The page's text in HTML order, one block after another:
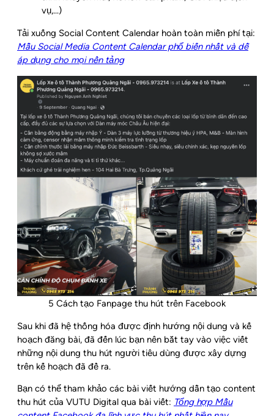
vụ,…)
Tải xuống Social Content Calendar hoàn toàn miễn phí tại:
Mẫu Social Media Content Calendar phổ biến nhất và dễ
áp dụng cho mọi nền tảng
5 Cách tạo Fanpage thu hút trên Facebook
Sau khi đã hệ thống hóa được định hướng nội dung và kế
hoạch đăng bài, đã đến lúc bạn nên bắt tay vào việc viết
những nội dung thu hút người tiêu dùng được xây dựng
trên kế hoạch đã đề ra.
Bạn có thể tham khảo các bài viết hướng dẫn tạo content
thu hút của VUTU Digital qua bài viết: Tổng hợp Mẫu